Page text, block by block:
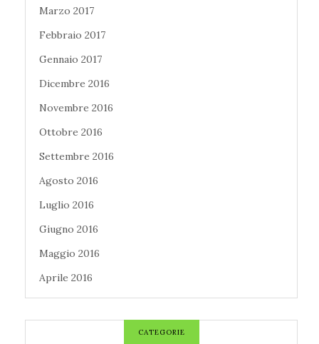
Marzo 2017
Febbraio 2017
Gennaio 2017
Dicembre 2016
Novembre 2016
Ottobre 2016
Settembre 2016
Agosto 2016
Luglio 2016
Giugno 2016
Maggio 2016
Aprile 2016
CATEGORIE